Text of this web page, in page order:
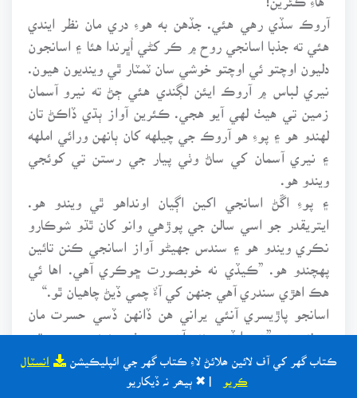
ڪتاب گهر کي آف لائين ھلائڻ لاءِ ڪتاب گهر جي ائپليڪيشن انسٽال
| ✖ ٻيھر نہ ڏيکاريو
آروڪ سڏي رهي هئي. جڏهن به هوءِ دري مان نظر ايندي
هئي ته جذبا اسانجي روح ۾ ڪر کڻي اُڀرندا هئا ۽ اسانجون
دليون اوچتو ئي اوچتو خوشي سان ٽمٽار ٿي وينديون هيون.
نيري لباس ۾ آروڪ ايئن لڳندي هئي ڄڻ ته نيرو آسمان
زمين تي هيٺ لهي آيو هجي. ڪئرين آواز ٻڌي ڏاڪڻ تان
لهندو هو ۽ پوءِ هو آروڪ جي چيلهه کان ٻانهن ورائي املهه
۽ نيري آسمان کي ساڻ وٺي پيار جي رستن تي کوئجي
۽ پوءِ اڱڻ اسانجي اکين اڳيان اونداهو ٿي ويندو هو.
ايتريقدر جو اسي سالن جي پوڙهي وانو کان ٿڌو شوڪارو
نڪري ويندو هو ۽ سندس جهيڻو آواز اسانجي ڪنن تائين
پهچندو هو. ”ڪيڏي نه خوبصورت ڇوڪري آهي. اها ئي
هڪ اهڙي سندري آهي جنهن کي آءٌ چمي ڏيڻ چاهيان ٿو.“
اسانجو پاڙيسري آنئي يراني هن ڏانهن ڏسي حسرت مان
چوندو هو. ”هوءِ ايڏي سندر آهي جو خود پنهنجي جوڀن تي
فدا هوندي.“ ايئن چوندي هو پاڻ به دنيا کان لاتعلق ٿي هن
جي عشق ۾ کوئجي ويندو هو.